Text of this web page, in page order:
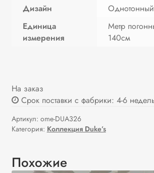
На заказ
Срок поставки с фабрики: 4-6
Артикул: ome-DUA326
Категория: Коллекция Duke’s
Дизайн
Однотонный
Единица
измерения
Метр
140см
Похожие